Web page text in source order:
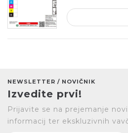
NEWSLETTER / NOVIČNIK
Izvedite prvi!
Prijavite se na prejemanje
informacij ter ekskluzivnih